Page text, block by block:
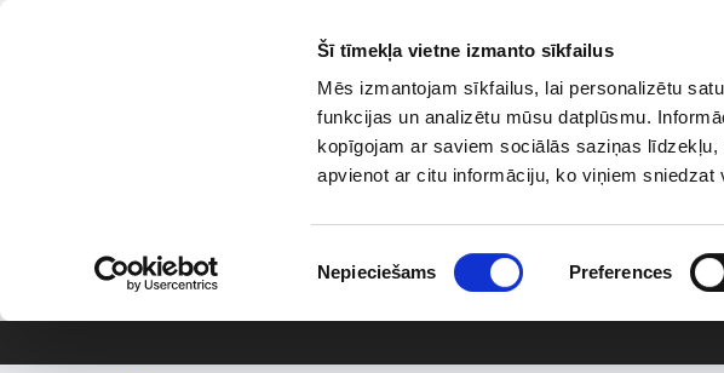
Šī tīmekļa vietne izmanto sīkfailus
Mēs izmantojam sīkfailus, lai personalizētu
funkcijas un analizētu mūsu datplūsmu.
kopīgojam ar saviem sociālās saziņas
apvienot ar citu informāciju, ko viņiem
izvēle
Nepieciešams Preferences